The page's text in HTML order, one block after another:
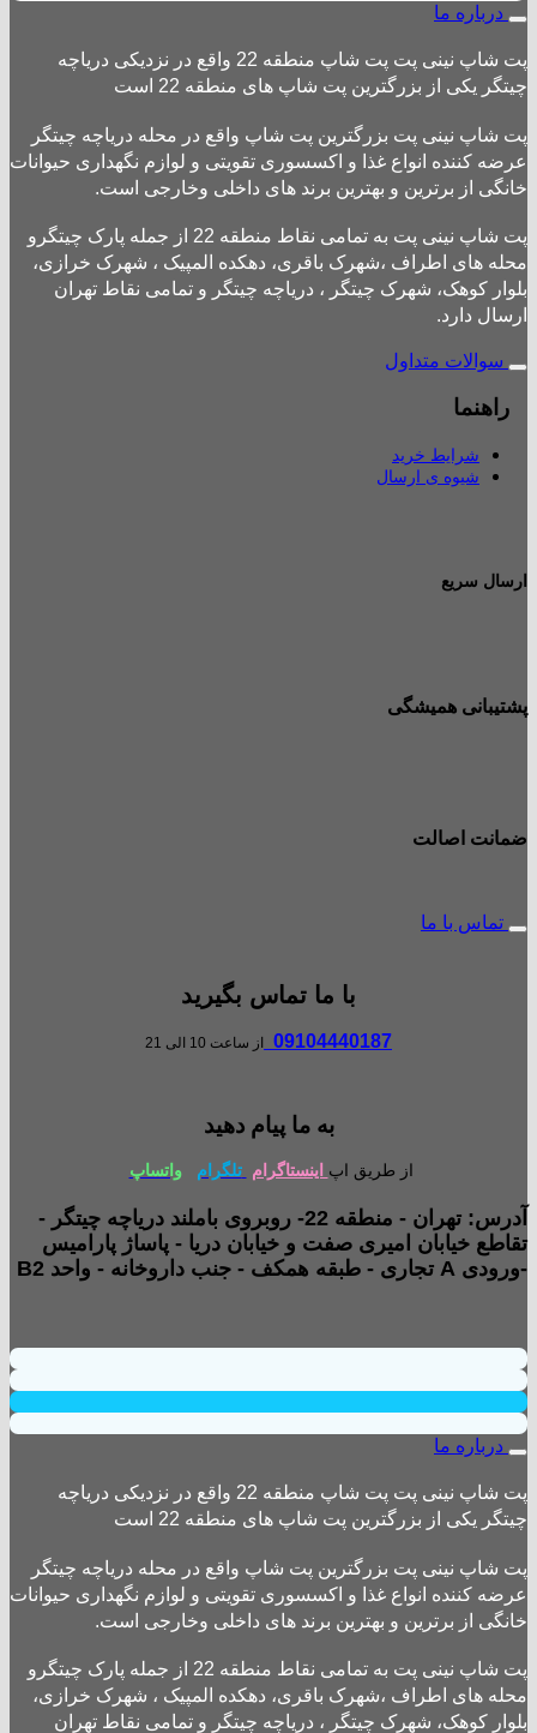
درباره ما
پت شاپ نینی پت پت شاپ منطقه 22 واقع در نزدیکی دریاچه
چیتگر یکی از بزرگترین پت شاپ های منطقه 22 است
پت شاپ نینی پت بزرگترین پت شاپ واقع در محله دریاچه چیتگر
عرضه کننده انواع غذا و اکسسوری تقویتی و لوازم نگهداری حیوانات
خانگی از برترین و بهترین برند های داخلی وخارجی است.
پت شاپ نینی پت به تمامی نقاط منطقه 22 از جمله پارک چیتگرو
محله های اطراف ،شهرک باقری، دهکده المپیک ، شهرک خرازی،
بلوار کوهک، شهرک چیتگر ، دریاچه چیتگر و تمامی نقاط تهران
ارسال دارد.
سوالات متداول
راهنما
شرایط خرید
شیوه ی ارسال
ارسال سریع
پشتیبانی همیشگی
ضمانت اصالت
تماس با ما
با ما تماس بگیرید
09104440187 از ساعت 10 الی 21
به ما پیام دهید
از طریق اپ اینستاگرام تلگرام واتساپ
آدرس: تهران - منطقه 22- روبروی باملند دریاچه چیتگر -
تقاطع خیابان امیری صفت و خیابان دریا - پاساژ پارامیس
-ورودی A تجاری - طبقه همکف - جنب داروخانه - واحد B2
درباره ما
پت شاپ نینی پت پت شاپ منطقه 22 واقع در نزدیکی دریاچه
چیتگر یکی از بزرگترین پت شاپ های منطقه 22 است
پت شاپ نینی پت بزرگترین پت شاپ واقع در محله دریاچه چیتگر
عرضه کننده انواع غذا و اکسسوری تقویتی و لوازم نگهداری حیوانات
خانگی از برترین و بهترین برند های داخلی وخارجی است.
پت شاپ نینی پت به تمامی نقاط منطقه 22 از جمله پارک چیتگرو
محله های اطراف ،شهرک باقری، دهکده المپیک ، شهرک خرازی،
بلوار کوهک، شهرک چیتگر ، دریاچه چیتگر و تمامی نقاط تهران